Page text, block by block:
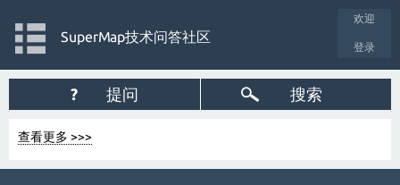
欢迎
登录
SuperMap技术问答社区
? 提问 搜索
查看更多 >>>